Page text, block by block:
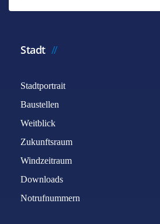
Stadt
Stadtportrait
Baustellen
Weitblick
Zukunftsraum
Windzeitraum
Downloads
Notrufnummern